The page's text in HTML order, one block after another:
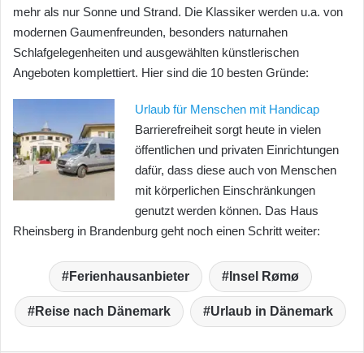
mehr als nur Sonne und Strand. Die Klassiker werden u.a. von
modernen Gaumenfreunden, besonders naturnahen
Schlafgelegenheiten und ausgewählten künstlerischen
Angeboten komplettiert. Hier sind die 10 besten Gründe:
Urlaub für Menschen mit Handicap
Barrierefreiheit sorgt heute in vielen
öffentlichen und privaten Einrichtungen
dafür, dass diese auch von Menschen
mit körperlichen Einschränkungen
genutzt werden können. Das Haus
Rheinsberg in Brandenburg geht noch einen Schritt weiter:
Ferienhausanbieter Insel Rømø
Reise nach Dänemark Urlaub in Dänemark